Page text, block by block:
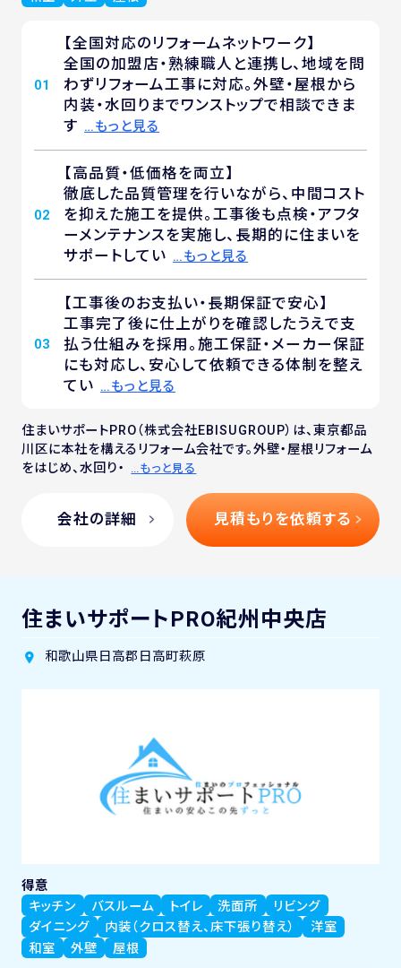
01
【全国対応のリフォームネットワーク】
全国の加盟店・熟練職人と連携し、地域を問
わずリフォーム工事に対応。外壁・屋根から
内装・水回りまでワンストップで相談できま
す …もっと見る
02
【高品質・低価格を両立】
徹底した品質管理を行いながら、中間コスト
を抑えた施工を提供。工事後も点検・アフタ
ーメンテナンスを実施し、長期的に住まいを
サポートしてい …もっと見る
03
【工事後のお支払い・長期保証で安心】
工事完了後に仕上がりを確認したうえで支
払う仕組みを採用。施工保証・メーカー保証
にも対応し、安心して依頼できる体制を整え
てい …もっと見る
住まいサポートPRO（株式会社EBISUGROUP）は、東京都品
川区に本社を構えるリフォーム会社です。外壁・屋根リフォーム
をはじめ、水回り・
…もっと見る
会社の詳細 見積もりを依頼する
住まいサポートPRO紀州中央店
和歌山県日高郡日高町萩原
得意
キッチン
バスルーム トイレ 洗面所
リビング
ダイニング
内装（クロス替え、床下張り替え）
洋室
和室
外壁 屋根